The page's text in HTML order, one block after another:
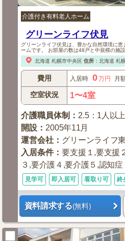
介護付き有料老人ホーム
グリーンライフ伏見
グリーンライフ伏見は、豊かな自然環境に
ームです。 お部屋の数は48戸と中規模の施
北海道 札幌市中央区 住所： 北海道 札
費用 入居時 0万円 月
空室状況 1〜4室
介護職員体制 ： 2.5：1人以上
開設 ： 2005年11月
運営会社 ： グリーンライフ
入居条件：要支援１,要支援
３,要介護４,要介護５,認知症
見学可 即入居可 看取り可 終
資料請求する(無料)